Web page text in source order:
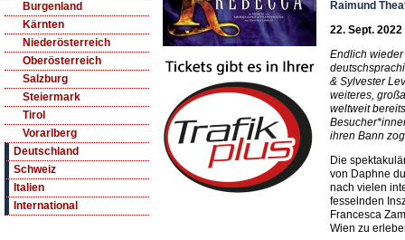
Burgenland
Kärnten
Niederösterreich
Oberösterreich
Salzburg
Steiermark
Tirol
Vorarlberg
Deutschland
Schweiz
Italien
International
Raimund
22. Sept.
Endlich
& Sylvester
weiteres,
weltweit
ihren Bann
Die
von Daphne
nach vielen
fesselnden
Francesca
Wien zu